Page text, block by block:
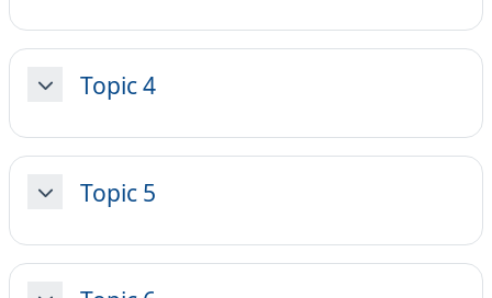
MinimizzaTopic 4
MinimizzaTopic 5